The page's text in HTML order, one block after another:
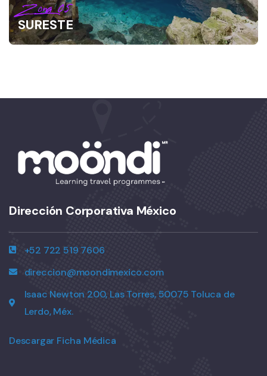
Zona 05
SURESTE
Dirección Corporativa México
+52 722 519 7606
direccion@moondimexico.com
Isaac Newton 200, Las Torres, 50075 Toluca de
Lerdo, Méx.
Descargar Ficha Médica